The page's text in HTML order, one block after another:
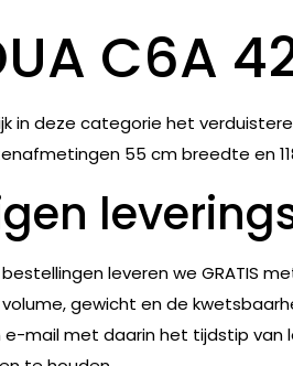
C6A
in deze categorie het
55 cm breedte en
bestellingen leveren we GRATIS
gewicht en de
e-mail met daarin het tijdstip van